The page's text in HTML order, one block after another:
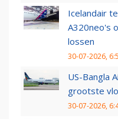
Icelandair
A320neo's
lossen
30-07-2026,
US-Bangla
grootste
30-07-2026,